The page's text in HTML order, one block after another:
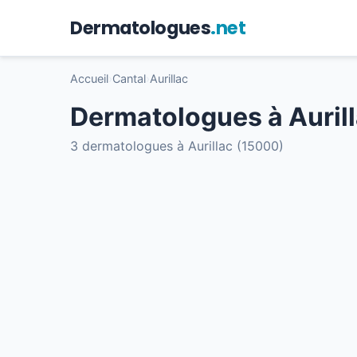
Dermatologues.net
Accueil Cantal Aurillac
Dermatologues à
3 dermatologues à Aurillac (15000)